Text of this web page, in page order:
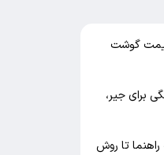
گوشت
برای جیر،
راهنما تا روش